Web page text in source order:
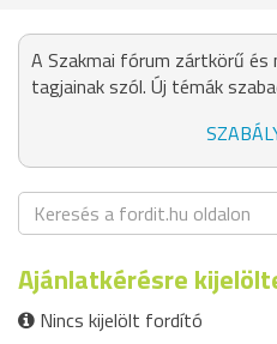
A Szakmai fórum zártkörű
tagjainak szól. Új témák
Ajánlatkérésre
Nincs kijelölt fordító